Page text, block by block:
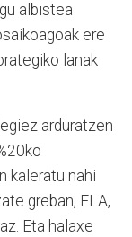
albistea
ere
lanak
arduratzen
kaleratu nahi
greban, ELA,
Eta halaxe